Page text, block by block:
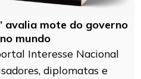
avalia mote do governo
mundo
Interesse Nacional
diplomatas e